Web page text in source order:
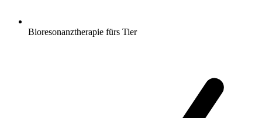
Bioresonanztherapie fürs Tier